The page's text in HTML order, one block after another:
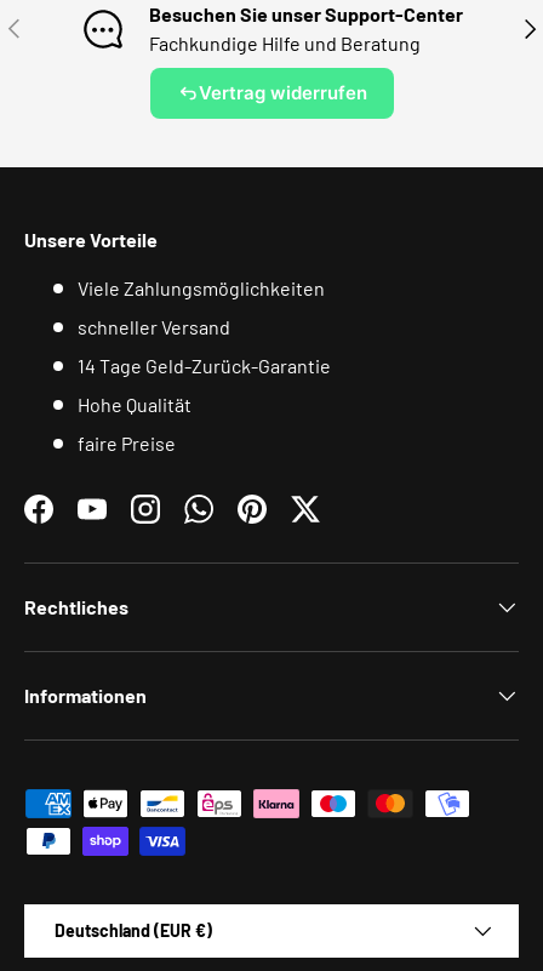
VORHERIGE
Besuchen Sie unser Support-Center
Fachkundige Hilfe und Beratung
Vertrag widerrufen
Unsere Vorteile
Viele Zahlungsmöglichkeiten
schneller Versand
14 Tage Geld-Zurück-Garantie
Hohe Qualität
faire Preise
FacebookYouTubeInstagramWhatsAppPinterestTwitter
Rechtliches
Informationen
Zahlungsmethoden
Deutschland (EUR €)